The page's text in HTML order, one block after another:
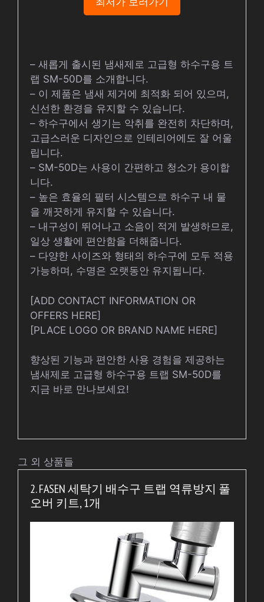
– 새롭게 출시된 냄새제로 고급형 하수구용 트
랩 SM-50D를 소개합니다.
– 이 제품은 냄새 제거에 최적화 되어 있으며,
신선한 환경을 유지할 수 있습니다.
– 하수구에서 생기는 악취를 완전히 차단하며,
고급스러운 디자인으로 인테리어에도 잘 어울
립니다.
– SM-50D는 사용이 간편하고 청소가 용이합
니다.
– 높은 효율의 필터 시스템으로 하수구 내 물
을 깨끗하게 유지할 수 있습니다.
– 내구성이 뛰어나고 소음이 적게 발생하므로,
일상 생활에 편안함을 더해줍니다.
– 다양한 사이즈와 형태의 하수구에 모두 적용
가능하며, 수명은 오랫동안 유지됩니다.
[ADD CONTACT INFORMATION OR
OFFERS HERE]
[PLACE LOGO OR BRAND NAME HERE]
향상된 기능과 편안한 사용 경험을 제공하는
냄새제로 고급형 하수구용 트랩 SM-50D를
지금 바로 만나보세요!
그 외 상품들
2. FASEN 세탁기 배수구 트랩 역류방지 풀
오버 키트, 1개